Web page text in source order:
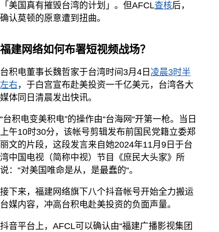
「美国真有摧毁台湾的计划」。但AFCL查核后，
确认莫顿的原意遭到扭曲。
福建网络如何布署短视频战场？
台积电董事长魏哲家于台湾时间3月4日 凌晨3时半
左右 ，于白宫宣布赴美投资一千亿美元，台湾各大
媒体同日清晨发出快讯。
“台积电变美积电”的操作由“台海网“开第一枪。当日
上午10时30分，该帐号剪辑发布前国民党籍立委郑
丽文的片段，这段发言来自她2024年11月9日于台
湾中国电视（简称中视）节目《庶民大头家》所
说：“对美国唯命是从，是最蠢的“。
接下来，福建网络旗下八个抖音帐号开始全力搬运
台媒内容，冲高台积电赴美投资的负面声量。
抖音平台上，AFCL可以确认由“福建广播影视集团